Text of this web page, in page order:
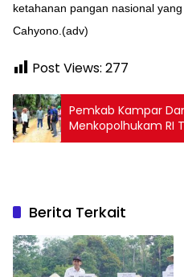
ketahanan pangan nasional
Cahyono.(adv)
Post Views: 277
Pemkab Kampar
Menkopolhukam RI
Permasalahan
Adat Persukuan
Berita Terkait